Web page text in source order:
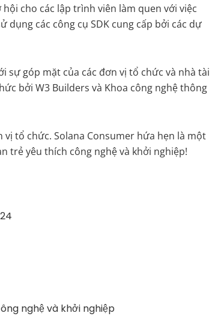
cho các lập trình viên làm quen với việc
các công cụ SDK cung cấp bởi các dự
sự góp mặt của các đơn vị tổ chức và nhà tài
bởi W3 Builders và Khoa công nghệ thông
tổ chức. Solana Consumer hứa hẹn là một
trẻ yêu thích công nghệ và khởi nghiệp!
nghệ và khởi nghiệp